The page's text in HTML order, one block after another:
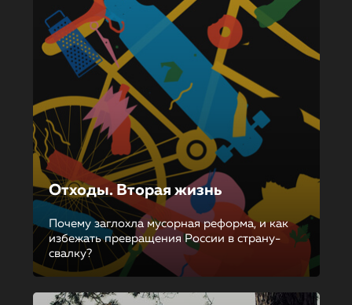
Отходы. Вторая жизнь
Почему заглохла мусорная реформа, и как
избежать превращения России в страну-
свалку?